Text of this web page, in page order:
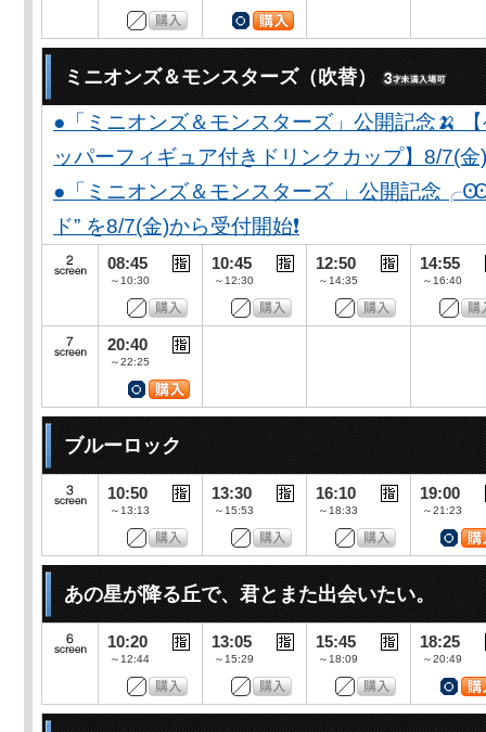
ミニオンズ＆モンスターズ（吹替）
●「ミニオンズ＆モンスターズ」公開記念🍌
ッパーフィギュア付きドリンクカップ】8/7(金
●「ミニオンズ＆モンスターズ 」公開記念
ド” を8/7(金)から受付開始❗️
08:45
～10:30
10:45
～12:30
12:50
～14:35
14:55
～16:40
20:40
～22:25
ブルーロック
10:50
～13:13
13:30
～15:53
16:10
～18:33
19:00
～21:23
あの星が降る丘で、君とまた出会いたい。
10:20
～12:44
13:05
～15:29
15:45
～18:09
18:25
～20:49